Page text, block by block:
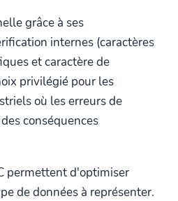
grâce à ses
internes (caractères
et caractère de
privilégié pour les
où les erreurs de
conséquences
permettent d'optimiser
de données à représenter.